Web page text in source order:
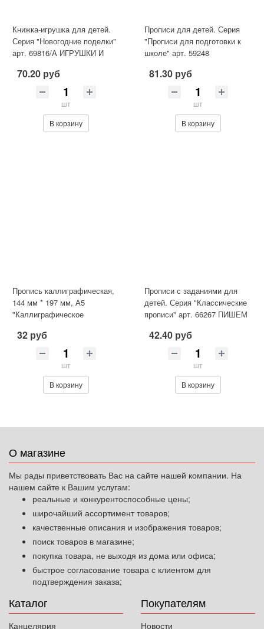
Книжка-игрушка для детей.
Серия "Новогодние поделки"
арт. 69816/A ИГРУШКИ И
70.20 руб
шт
В корзину
Прописи для детей. Серия
"Прописи для подготовки к
школе" арт. 59248
И СЛОВА /
81.30 руб
шт
В корзину
Пропись каллиграфическая,
144 мм * 197 мм, А5
"Каллиграфическое
слогов", 16 ст
32 руб
шт
В корзину
Прописи с заданиями для
детей. Серия "Классические
прописи" арт. 66267 ПИШЕМ
/142.40 руб
шт
В корзину
О магазине
Мы рады приветствовать Вас на сайте нашей компании. На
нашем сайте к Вашим услугам:
реальные и конкурентоспособные цены;
широчайший ассортимент товаров;
качественные описания и изображения товаров;
поиск товаров в магазине;
покупка товара, не выходя из дома или офиса;
быстрое согласование товара с клиентом для
подтверждения заказа;
Каталог
Канцелярия
Покупателям
Новости